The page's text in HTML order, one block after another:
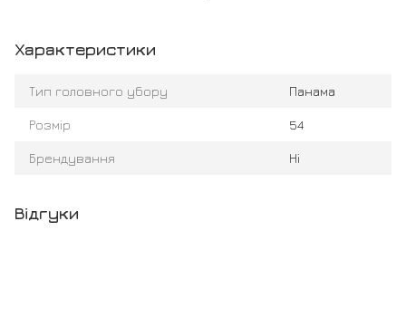
Характеристики
Тип головного убору Панама
Розмір 54
Брендування Ні
Відгуки